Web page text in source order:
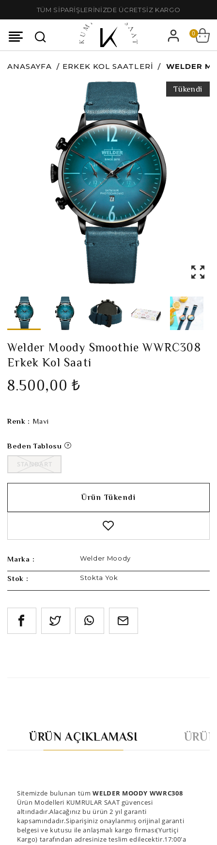
TÜM SİPARİŞLERİNİZDE ÜCRETSİZ KARGO
0
ANASAYFA ERKEK KOL SAATLERI WELDER
Tükendi
Welder Moody Smoothie WWRC308
Erkek Kol Saati
8.500,00 ₺
Renk : Mavi
Beden Tablosu
STANDART
Ürün Tükendi
Marka : Welder Moody
Stok : Stokta Yok
ÜRÜN AÇIKLAMASI
Sitemizde bulunan tümWELDER MOODY WWRC308
Ürün Modelleri KUMRULAR SAAT güvencesi
altındadır.Alacağınız bu ürün 2 yıl garanti
kapsamındadır.Siparişiniz onaylanmış orijinal garanti
belgesi ve kutusu ile anlaşmalı kargo firması(Yurtiçi
Kargo) tarafından adresinize teslim edilecektir.17:00'a